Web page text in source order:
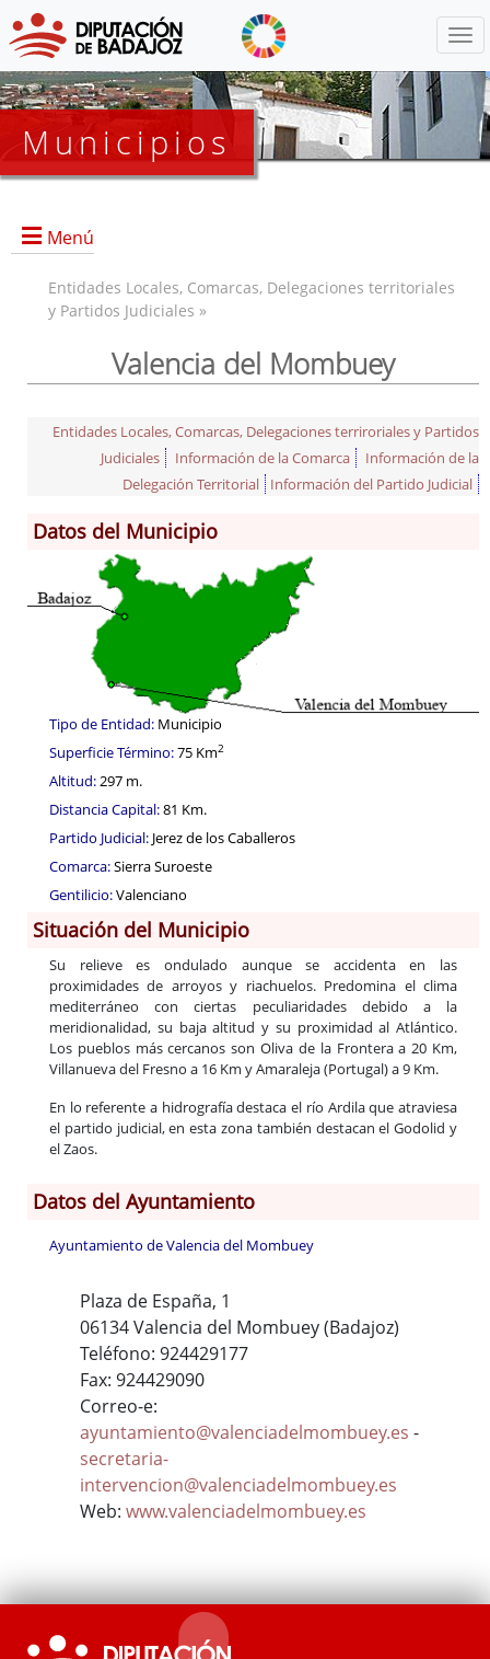
Municipios
Menú
Información General
Monumentos
Gastronomía
Turismo
Corporación
Correo-e gratis
Entidades Locales, Comarcas, Delegaciones territoriales
y Partidos Judiciales »
Valencia del Mombuey
Entidades Locales, Comarcas, Delegaciones terriroriales y Partidos
Judiciales
Información de la Comarca
Información de la
Delegación Territorial
Información del Partido Judicial
Datos del Municipio
Tipo de Entidad: Municipio
Superficie Término:75 Km2
Altitud:297 m.
Distancia Capital:81 Km.
Partido Judicial: Jerez de los Caballeros
Comarca:Sierra Suroeste
Gentilicio:Valenciano
Situación del Municipio
Su relieve es ondulado aunque se accidenta en las
proximidades de arroyos y riachuelos. Predomina el clima
mediterráneo con ciertas peculiaridades debido a la
meridionalidad, su baja altitud y su proximidad al Atlántico.
Los pueblos más cercanos son Oliva de la Frontera a 20 Km,
Villanueva del Fresno a 16 Km y Amaraleja (Portugal) a 9 Km.
En lo referente a hidrografía destaca el río Ardila que atraviesa
el partido judicial, en esta zona también destacan el Godolid y
el Zaos.
Datos del Ayuntamiento
Ayuntamiento de Valencia del Mombuey
Plaza de España, 1
06134 Valencia del Mombuey (Badajoz)
Teléfono: 924429177
Fax: 924429090
Correo-e:
ayuntamiento@valenciadelmombuey.es -
secretaria-
intervencion@valenciadelmombuey.es
Web: www.valenciadelmombuey.es